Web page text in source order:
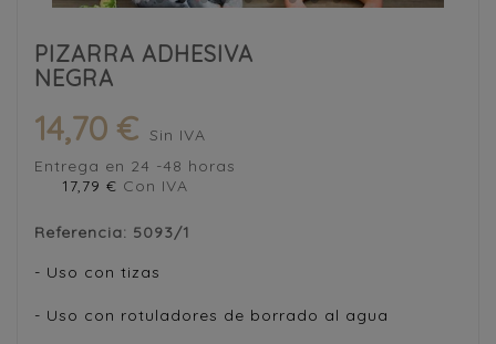
PIZARRA ADHESIVA
NEGRA
14,70 € Sin IVA
Entrega en 24 -48 horas
17,79 € Con IVA
Referencia: 5093/1
- Uso con tizas
- Uso con rotuladores de borrado al agua